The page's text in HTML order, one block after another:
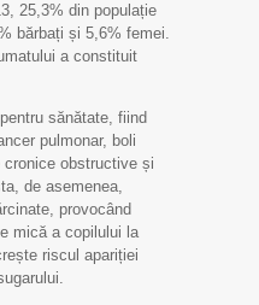
25,3% din populație
bărbați și 5,6% femei.
a constituit
sănătate, fiind
pulmonar, boli
cronice obstructive și
de asemenea,
provocând
mică a copilului la
riscul apariției